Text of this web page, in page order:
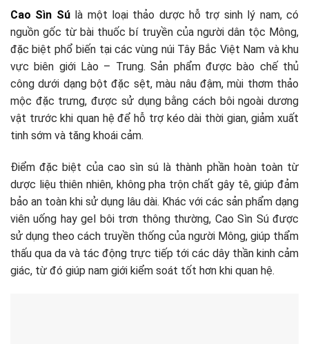
Cao Sìn Súlà một loại thảo dược hỗ trợ sinh lý nam, có
nguồn gốc từ bài thuốc bí truyền của người dân tộc Mông,
đặc biệt phổ biến tại các vùng núi Tây Bắc Việt Nam và khu
vực biên giới Lào – Trung. Sản phẩm được bào chế thủ
công dưới dạng bột đặc sệt, màu nâu đậm, mùi thơm thảo
mộc đặc trưng, được sử dụng bằng cách bôi ngoài dương
vật trước khi quan hệ để hỗ trợ kéo dài thời gian, giảm xuất
tinh sớm và tăng khoái cảm.
Điểm đặc biệt của cao sìn sú là thành phần hoàn toàn từ
dược liệu thiên nhiên, không pha trộn chất gây tê, giúp đảm
bảo an toàn khi sử dụng lâu dài. Khác với các sản phẩm dạng
viên uống hay gel bôi trơn thông thường, Cao Sìn Sú được
sử dụng theo cách truyền thống của người Mông, giúp thẩm
thấu qua da và tác động trực tiếp tới các dây thần kinh cảm
giác, từ đó giúp nam giới kiểm soát tốt hơn khi quan hệ.